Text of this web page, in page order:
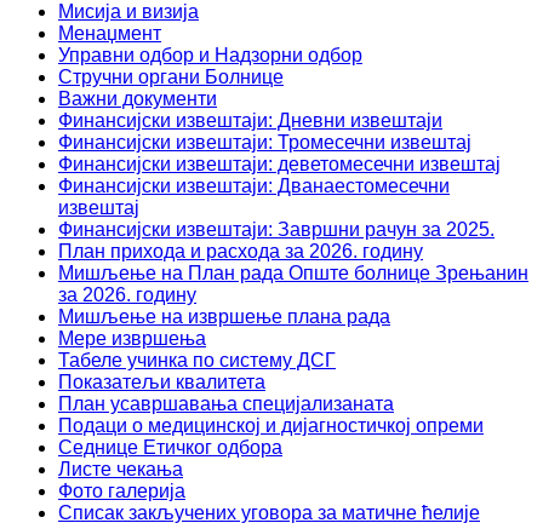
Мисија и визија
Менаџмент
Управни одбор и Надзорни одбор
Стручни органи Болнице
Важни документи
Финансијски извештаји: Дневни извештаји
Финансијски извештаји: Тромесечни извештај
Финансијски извештаји: деветомесечни извештај
Финансијски извештаји: Дванаестомесечни
извештај
Финансијски извештаји: Завршни рачун за 2025.
План прихода и расхода за 2026. годину
Мишљење на План рада Опште болнице Зрењанин
за 2026. годину
Мишљење на извршење плана рада
Мере извршења
Табеле учинка по систему ДСГ
Показатељи квалитета
План усавршавања специјализаната
Подаци о медицинској и дијагностичкој опреми
Седнице Етичког одбора
Листе чекања
Фото галерија
Списак закључених уговора за матичне ћелије